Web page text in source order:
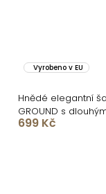
Vyrobeno v EU
Hnědé elegantní
GROUND s
rukávem
699 Kč